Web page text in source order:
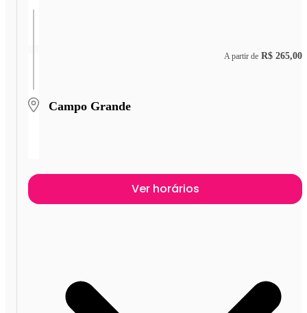
Campo Grande
A partir de R$ 265,00
Ver horários